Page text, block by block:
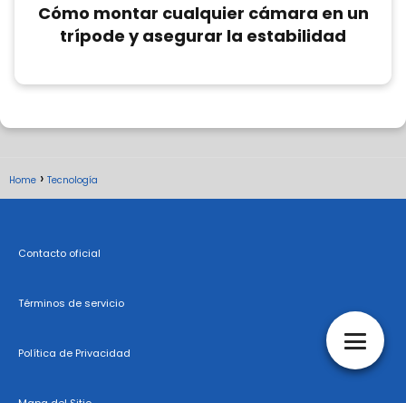
Cómo montar cualquier cámara en un
trípode y asegurar la estabilidad
Home Tecnología
Contacto oficial
Términos de servicio
Política de Privacidad